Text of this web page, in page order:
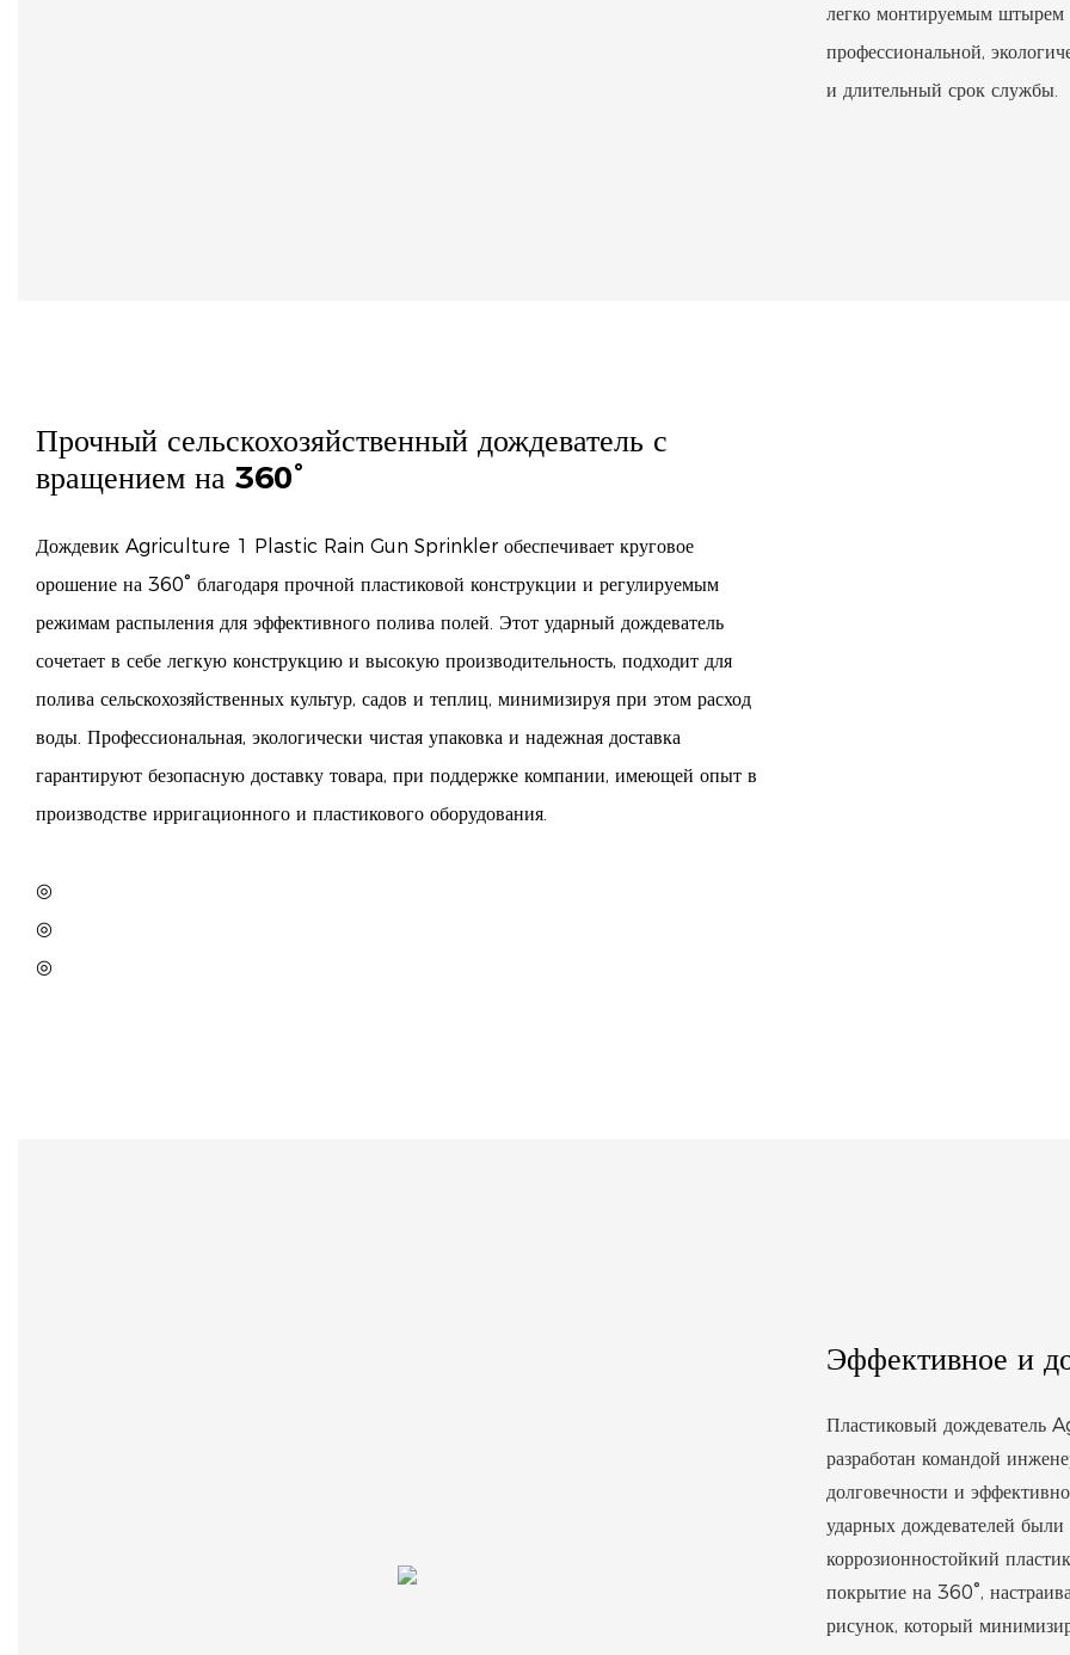
легко монтируемым штырем
профессиональной,
и длительный срок службы.
Прочный сельскохозяйственный дождеватель с
вращением на 360°
Дождевик Agriculture 1 Plastic Rain Gun Sprinkler обеспечивает круговое
орошение на 360° благодаря прочной пластиковой конструкции и регулируемым
режимам распыления для эффективного полива полей. Этот ударный дождеватель
сочетает в себе легкую конструкцию и высокую производительность, подходит для
полива сельскохозяйственных культур, садов и теплиц, минимизируя при этом расход
воды. Профессиональная, экологически чистая упаковка и надежная доставка
гарантируют безопасную доставку товара, при поддержке компании, имеющей опыт в
производстве ирригационного и пластикового оборудования.
◎
◎
◎
Эффективное и
Пластиковый
разработан командой
долговечности и
ударных дождевателей были
коррозионностойкий
покрытие на 360°,
рисунок, который